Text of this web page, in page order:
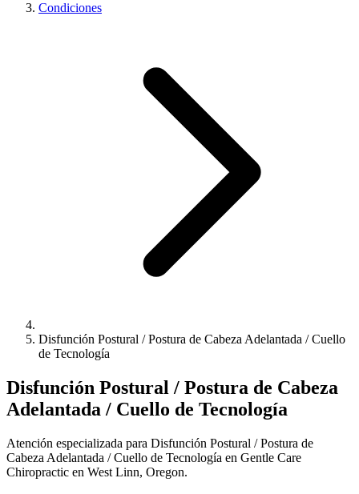
Condiciones
Disfunción Postural / Postura de Cabeza Adelantada / Cuello
de Tecnología
Disfunción Postural / Postura de Cabeza
Adelantada / Cuello de Tecnología
Atención especializada para Disfunción Postural / Postura de
Cabeza Adelantada / Cuello de Tecnología en Gentle Care
Chiropractic en West Linn, Oregon.